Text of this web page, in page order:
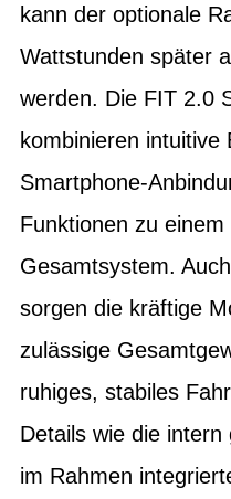
kann der optionale
Wattstunden später
werden. Die FIT 2.0
kombinieren intuitive
Smartphone-
Funktionen zu einem
Gesamtsystem.
sorgen die kräftige
zulässige
ruhiges, stabiles
Details wie die
im Rahmen